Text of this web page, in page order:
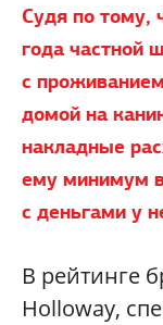
Судя по тому,
года частной
с
домой на
накладные
ему минимум
с деньгами у
В рейтинге
Holloway,